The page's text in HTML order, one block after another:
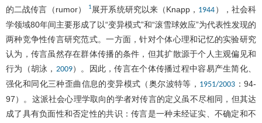
的二战传言（rumor）
1 展开系统研究以来（Knapp， 1944 ），社会科
学领域80年间主要形成了以“变异模式”和“滚雪球效应”为代表性发现的
两种竞争性传言研究范式。一方面，针对个体心理和记忆的实验研究
认为，传言虽然存在群体传播的条件，但其扩散源于个人主观偏见和
行为（胡泳， 2009）。因此，传言在个体传播过程中容易产生简化、
强化和同化三种歪曲信息的变异模式（奥尔波特等， 1951/2003 ：94-
97）。这派社会心理学取向的学者对传言的定义虽不尽相同，但其达
成了具有负面性和否定性的共识：传言是一种未经证实、不确定和不